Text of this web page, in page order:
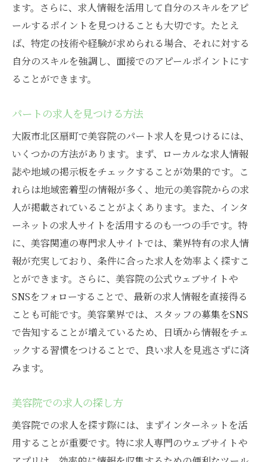
ます。さらに、求人情報を活用して自分のスキルをアピ
ールするポイントを見つけることも大切です。たとえ
ば、特定の技術や経験が求められる場合、それに対する
自分のスキルを強調し、面接でのアピールポイントにす
ることができます。
パートの求人を見つける方法
大阪市北区扇町で美容院のパート求人を見つけるには、
いくつかの方法があります。まず、ローカルな求人情報
誌や地域の掲示板をチェックすることが効果的です。こ
れらは地域密着型の情報が多く、地元の美容院からの求
人が掲載されていることがよくあります。また、インタ
ーネットの求人サイトを活用するのも一つの手です。特
に、美容関連の専門求人サイトでは、業界特有の求人情
報が充実しており、条件に合った求人を効率よく探すこ
とができます。さらに、美容院の公式ウェブサイトや
SNSをフォローすることで、最新の求人情報を直接得る
ことも可能です。美容業界では、スタッフの募集をSNS
で告知することが増えているため、日頃から情報をチェ
ックする習慣をつけることで、良い求人を見逃さずに済
みます。
美容院での求人の探し方
美容院での求人を探す際には、まずインターネットを活
用することが重要です。特に求人専門のウェブサイトや